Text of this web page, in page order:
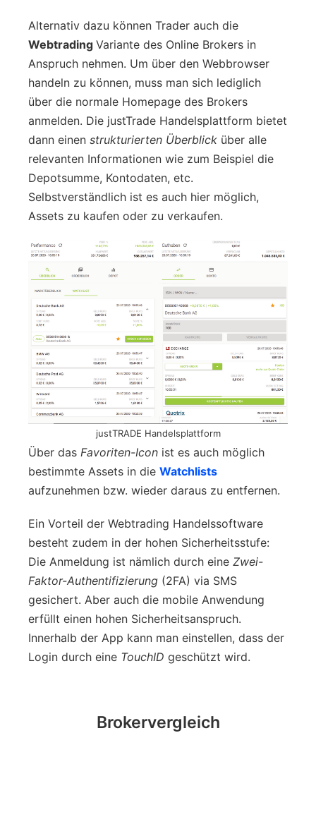
Alternativ dazu können Trader auch die
Webtrading Variante des Online Brokers in
Anspruch nehmen. Um über den Webbrowser
handeln zu können, muss man sich lediglich
über die normale Homepage des Brokers
anmelden. Die justTrade Handelsplattform bietet
dann einen strukturierten Überblick über alle
relevanten Informationen wie zum Beispiel die
Depotsumme, Kontodaten, etc.
Selbstverständlich ist es auch hier möglich,
Assets zu kaufen oder zu verkaufen.
justTRADE Handelsplattform
Über das Favoriten-Icon ist es auch möglich
bestimmte Assets in die Watchlists
aufzunehmen bzw. wieder daraus zu entfernen.
Ein Vorteil der Webtrading Handelssoftware
besteht zudem in der hohen Sicherheitsstufe:
Die Anmeldung ist nämlich durch eine Zwei-
Faktor-Authentifizierung (2FA) via SMS
gesichert. Aber auch die mobile Anwendung
erfüllt einen hohen Sicherheitsanspruch.
Innerhalb der App kann man einstellen, dass der
Login durch eine TouchID geschützt wird.
Brokervergleich